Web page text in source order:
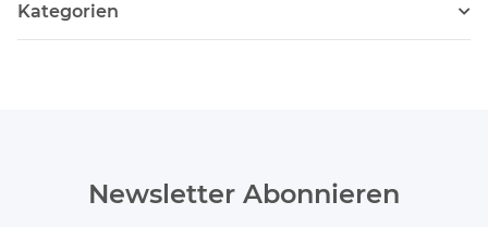
Kategorien
Newsletter Abonnieren